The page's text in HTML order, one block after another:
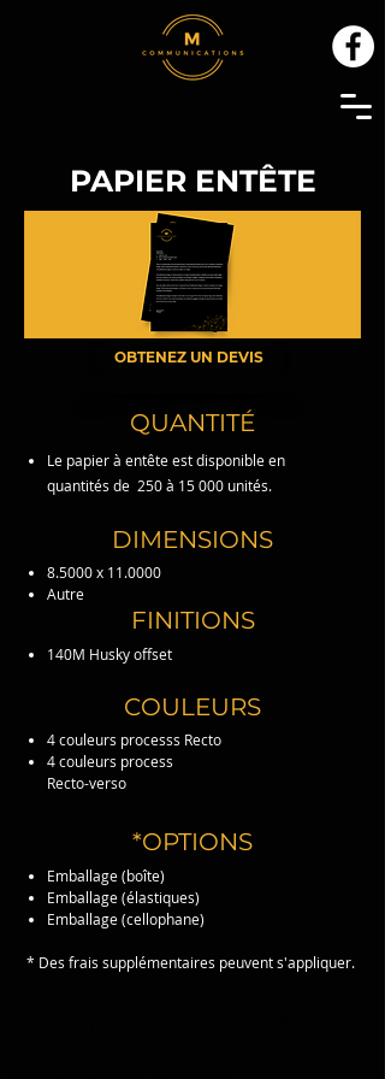
PAPIER ENTÊTE
QUANTITÉ
DIMENSIONS
FINITIONS
COULEURS
4 couleurs processs Recto
4 couleurs process
Recto-verso
Le papier à entête est disponible en
quantités de 250 à 15 000 unités.
8.5000 x 11.0000
Autre
140M Husky offset
*OPTIONS
Emballage (boîte)
Emballage (élastiques)
Emballage (cellophane)
* Des frais supplémentaires peuvent s'appliquer.
OBTENEZ UN DEVIS